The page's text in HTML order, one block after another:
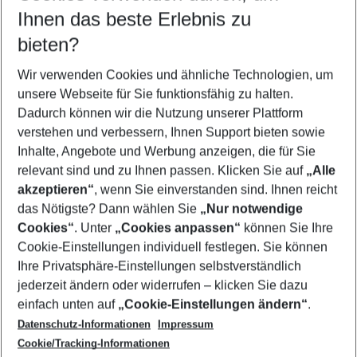
Reisezeitraum wählen
11.08.26– 09.08.27 5-8 Nächte
2 Erwachsene Keine Kinder
Mehr Filter anzeigen
Footer
Footer navigation
Über uns
AGB
Cookie-Einstellungen ändern
Cookie-Richtlinie
Datenschutz
Service & Hilfe
Barrierefreies Reisen
Check-in
Folgen Sie uns
Ihnen das beste Erlebnis zu
bieten?
Wir verwenden Cookies und ähnliche Technologien, um
unsere Webseite für Sie funktionsfähig zu halten.
Dadurch können wir die Nutzung unserer Plattform
verstehen und verbessern, Ihnen Support bieten sowie
Inhalte, Angebote und Werbung anzeigen, die für Sie
relevant sind und zu Ihnen passen. Klicken Sie auf „Alle
akzeptieren“, wenn Sie einverstanden sind. Ihnen reicht
das Nötigste? Dann wählen Sie „Nur notwendige
Cookies“. Unter „Cookies anpassen“ können Sie Ihre
Cookie-Einstellungen individuell festlegen. Sie können
Ihre Privatsphäre-Einstellungen selbstverständlich
jederzeit ändern oder widerrufen – klicken Sie dazu
einfach unten auf „Cookie-Einstellungen ändern“.
Datenschutz-Informationen
Impressum
Cookie/Tracking-Informationen